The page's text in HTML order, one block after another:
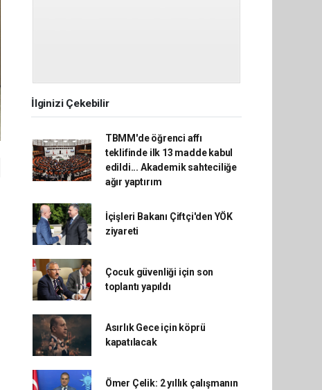
İlginizi Çekebilir
TBMM'de öğrenci affı
teklifinde ilk 13 madde kabul
edildi... Akademik sahteciliğe
ağır yaptırım
İçişleri Bakanı Çiftçi'den YÖK
ziyareti
Çocuk güvenliği için son
toplantı yapıldı
Asırlık Gece için köprü
kapatılacak
Ömer Çelik: 2 yıllık çalışmanın